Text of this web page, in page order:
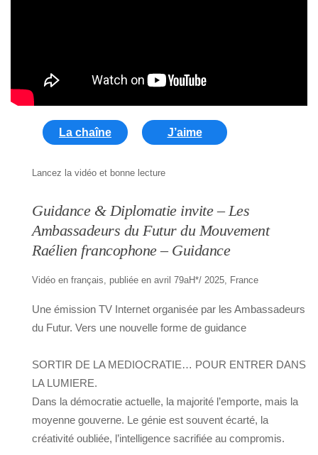
La chaîne J’aime
Lancez la vidéo et bonne lecture
Guidance & Diplomatie invite – Les
Ambassadeurs du Futur du Mouvement
Raélien francophone – Guidance
Vidéo en français, publiée en avril 79aH*/ 2025, France
Une émission TV Internet organisée par les Ambassadeurs
du Futur. Vers une nouvelle forme de guidance
SORTIR DE LA MEDIOCRATIE… POUR ENTRER DANS
LA LUMIERE.
Dans la démocratie actuelle, la majorité l’emporte, mais la
moyenne gouverne. Le génie est souvent écarté, la
créativité oubliée, l’intelligence sacrifiée au compromis.